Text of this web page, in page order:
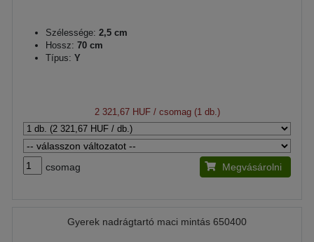
Szélessége: 2,5 cm
Hossz: 70 cm
Típus: Y
2 321,67 HUF/ csomag (1 db.)
csomag Megvásárolni
Gyerek nadrágtartó maci mintás 650400